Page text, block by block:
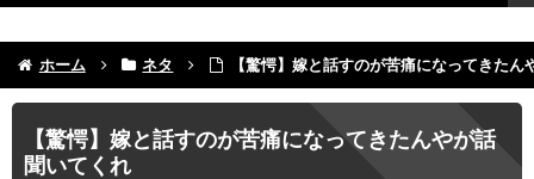
ホーム ネタ 【驚愕】嫁と話すのが苦痛になってきたん
【驚愕】嫁と話すのが苦痛になってきたんやが話
聞いてくれ